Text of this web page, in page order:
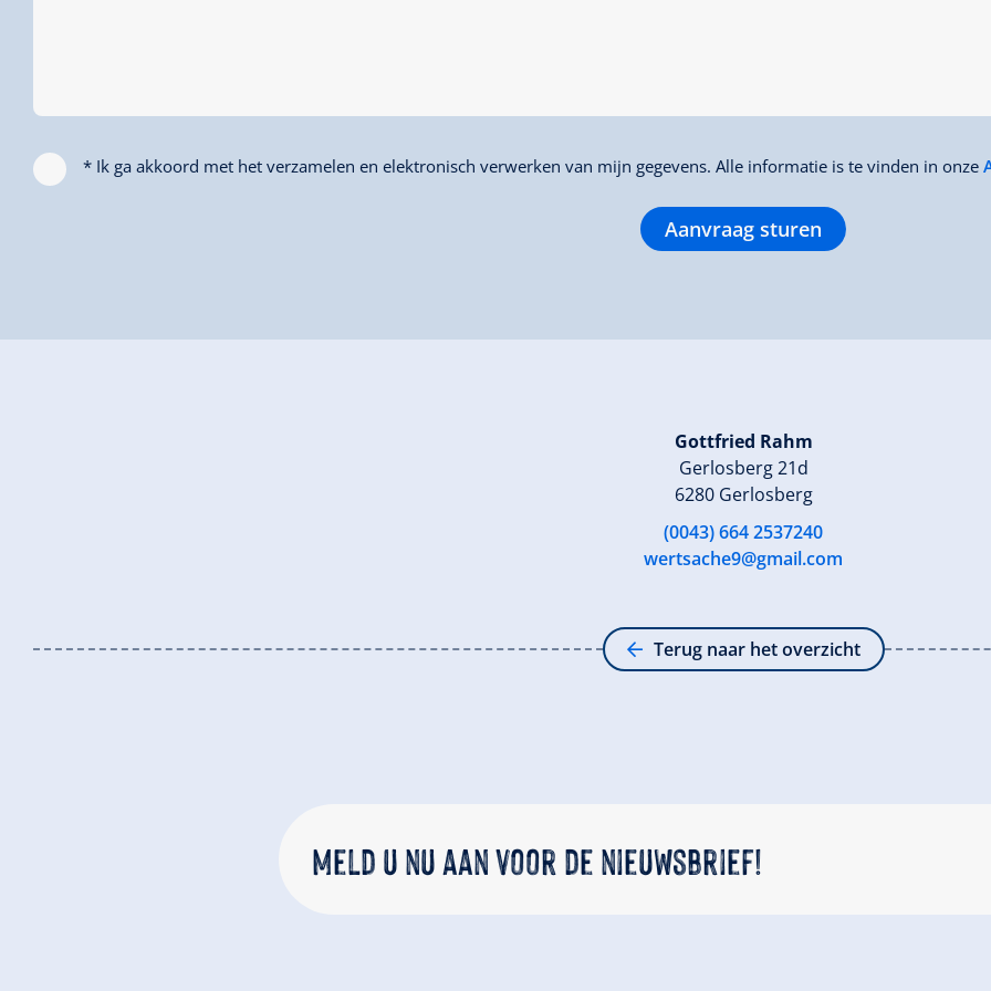
* Ik ga akkoord met het verzamelen en elektronisch verwerken van mijn gegevens. Alle informatie is te vinden in onze
Aanvraag sturen
Gottfried Rahm
Gerlosberg 21d
6280 Gerlosberg
(0043) 664 2537240
wertsache9@gmail.com
Terug naar het overzicht
Meld u nu aan voor de nieuwsbrief!